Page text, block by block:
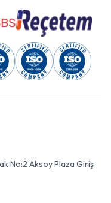
No:2 Aksoy Plaza Giriş